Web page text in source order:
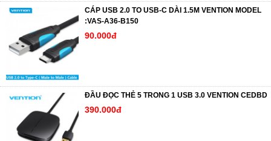
CÁP USB 2.0 TO USB-C DÀI 1.5M VENTION MODEL
:VAS-A36-B150
90.000đ
ĐẦU ĐỌC THẺ 5 TRONG 1 USB 3.0 VENTION CEDBD
390.000đ